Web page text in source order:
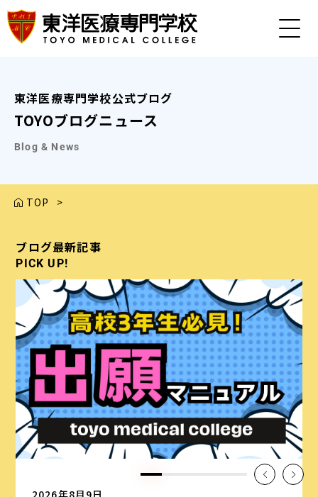
東洋医療専門学校公式ブログ
TOYOブログニュース
Blog & News
TOP >
ブログ最新記事
PICK UP!
2026年8月9日
ブログ最新記事
PICK UP!
ブログ最新記事
PICK UP!
ブログ最新記事
PICK UP!
ブログ最新記事
PICK UP!